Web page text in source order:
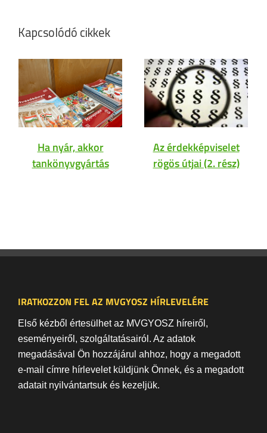
Kapcsolódó cikkek
Ha nyár, akkor
tankönyvgyártás
Az érdekképviselet
rögös útjai (2. rész)
IRATKOZZON FEL AZ MVGYOSZ HÍRLEVELÉRE
Első kézből értesülhet az MVGYOSZ híreiről,
eseményeiről, szolgáltatásairól. Az adatok
megadásával Ön hozzájárul ahhoz, hogy a megadott
e-mail címre hírlevelet küldjünk Önnek, és a megadott
adatait nyilvántartsuk és kezeljük.